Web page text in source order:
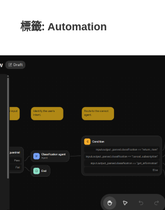
標籤:Automation